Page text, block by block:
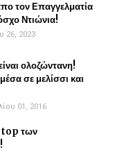
τον Επαγγελματία
Ντιώνια!
26, 2023
ολοζώντανη!
σε μελίσσι και
01, 2016
των